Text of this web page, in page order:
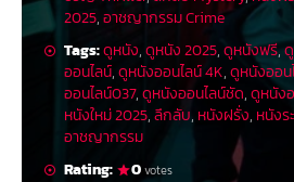
2025,อาชญากรรม Crime
Tags:ดูหนัง,ดูหนัง 2025,ดูหนังฟรี,
ออนไลน์,ดูหนังออนไลน์ 4K,ดูหนังออน
ออนไลน์037,ดูหนังออนไลน์ชัด,ดูหนัง
หนังใหม่ 2025,ลึกลับ, หนังฝรั่ง, หนัง
อาชญากรรม
Rating:
0votes